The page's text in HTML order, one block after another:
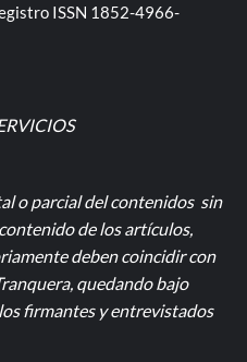
ISSN 1852-4966-
o parcial del contenidos sin
de los artículos,
deben coincidir con
quedando bajo
firmantes y entrevistados